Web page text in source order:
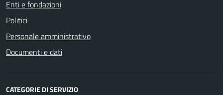
Enti e fondazioni
Politici
Personale amministrativo
Documenti e dati
CATEGORIE DI SERVIZIO